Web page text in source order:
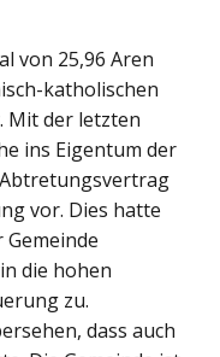
von 25,96 Aren
katholischen
Mit der letzten
ins Eigentum der
vor. Dies hatte
die hohen
zu.
dass auch